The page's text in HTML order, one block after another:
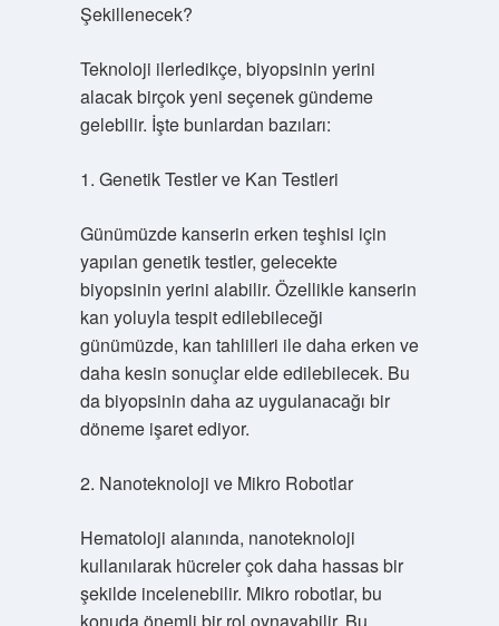
Şekillenecek?
Teknoloji ilerledikçe, biyopsinin yerini
alacak birçok yeni seçenek gündeme
gelebilir. İşte bunlardan bazıları:
1. Genetik Testler ve Kan Testleri
Günümüzde kanserin erken teşhisi için
yapılan genetik testler, gelecekte
biyopsinin yerini alabilir. Özellikle kanserin
kan yoluyla tespit edilebileceği
günümüzde, kan tahlilleri ile daha erken ve
daha kesin sonuçlar elde edilebilecek. Bu
da biyopsinin daha az uygulanacağı bir
döneme işaret ediyor.
2. Nanoteknoloji ve Mikro Robotlar
Hematoloji alanında, nanoteknoloji
kullanılarak hücreler çok daha hassas bir
şekilde incelenebilir. Mikro robotlar, bu